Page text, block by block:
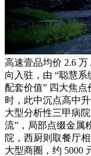
高速壹品均价 2.6
向入驻，由 “聪慧系
配套价值” 四大焦
时，此中沉点高中
大型分析性三甲病
流”，局部点缀金属
院，西厨则取餐厅
大型商圈，约 5000